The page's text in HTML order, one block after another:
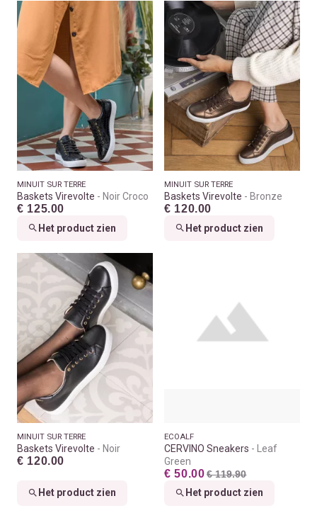
MINUIT SUR TERRE
Baskets Virevolte Noir Croco
€ 125.00
Het product zien
MINUIT SUR TERRE
Baskets Virevolte Bronze
€ 120.00
Het product zien
MINUIT SUR TERRE
Baskets Virevolte Noir
€ 120.00
Het product zien
ECOALF
CERVINO Sneakers
Leaf
Green
€ 50.00 € 119.90
Het product zien